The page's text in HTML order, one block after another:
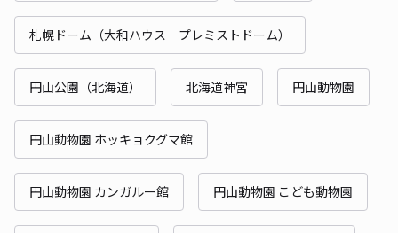
札幌ドーム（大和ハウス プレミストドーム）
円山公園（北海道） 北海道神宮 円山動物園
円山動物園 ホッキョクグマ館
円山動物園 カンガルー館 円山動物園 こども動物園